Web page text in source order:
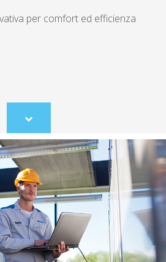
per comfort ed efficienza
Scroll
to
content